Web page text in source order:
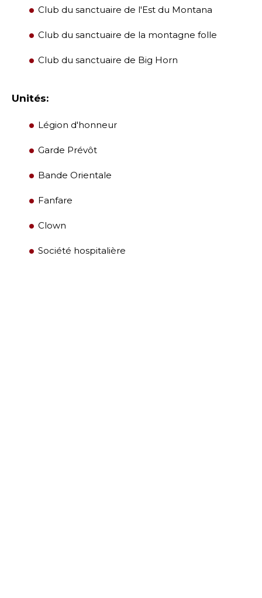
NOTRE PHILANTHROPIE
WOMEN IMPACTING CARE
Club du sanctuaire de l'Est du Montana
Club du sanctuaire de la montagne folle
Club du sanctuaire de Big Horn
Unités:
Légion d'honneur
Garde Prévôt
Bande Orientale
Fanfare
Clown
Société hospitalière